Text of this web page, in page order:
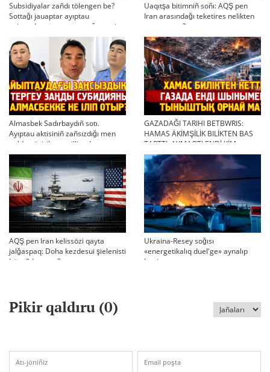
Subsidiyalar zañdı tölengen be?
Sottağı jauaptar ayıptau
twjırımdarın qayta qarauğa negiz
bola ala ma?
Uaqıtşa bitimniñ soñı: AQŞ pen
Iran arasındağı teketires nelikten
qayta uşıqtı?
Almasbek Sadırbaydıñ sotı.
Ayıptau aktisiniñ zañsızdığı men
qoldan ösirilgen milliondar
GAZADAĞI TARIHI BETBWRIS:
HAMAS ÄKİMŞİLİK BILİKTEN BAS
TARTTI. AYMAQTI ENDİ KİM
BASQARADI?
AQŞ pen Iran kelissözi qayta
jalğaspaq: Doha kezdesui şielenisti
bäseñdete me?
Ukraina-Resey soğısı
«energetikalıq duel'ge» aynalıp
ketti
Pikir qaldıru (0)